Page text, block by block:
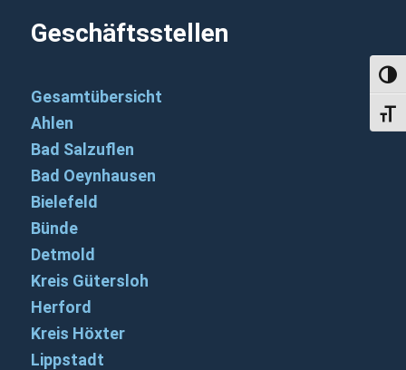
Geschäftsstellen
Gesamtübersicht
Ahlen
Bad Salzuflen
Bad Oeynhausen
Bielefeld
Bünde
Detmold
Kreis Gütersloh
Herford
Kreis Höxter
Lippstadt